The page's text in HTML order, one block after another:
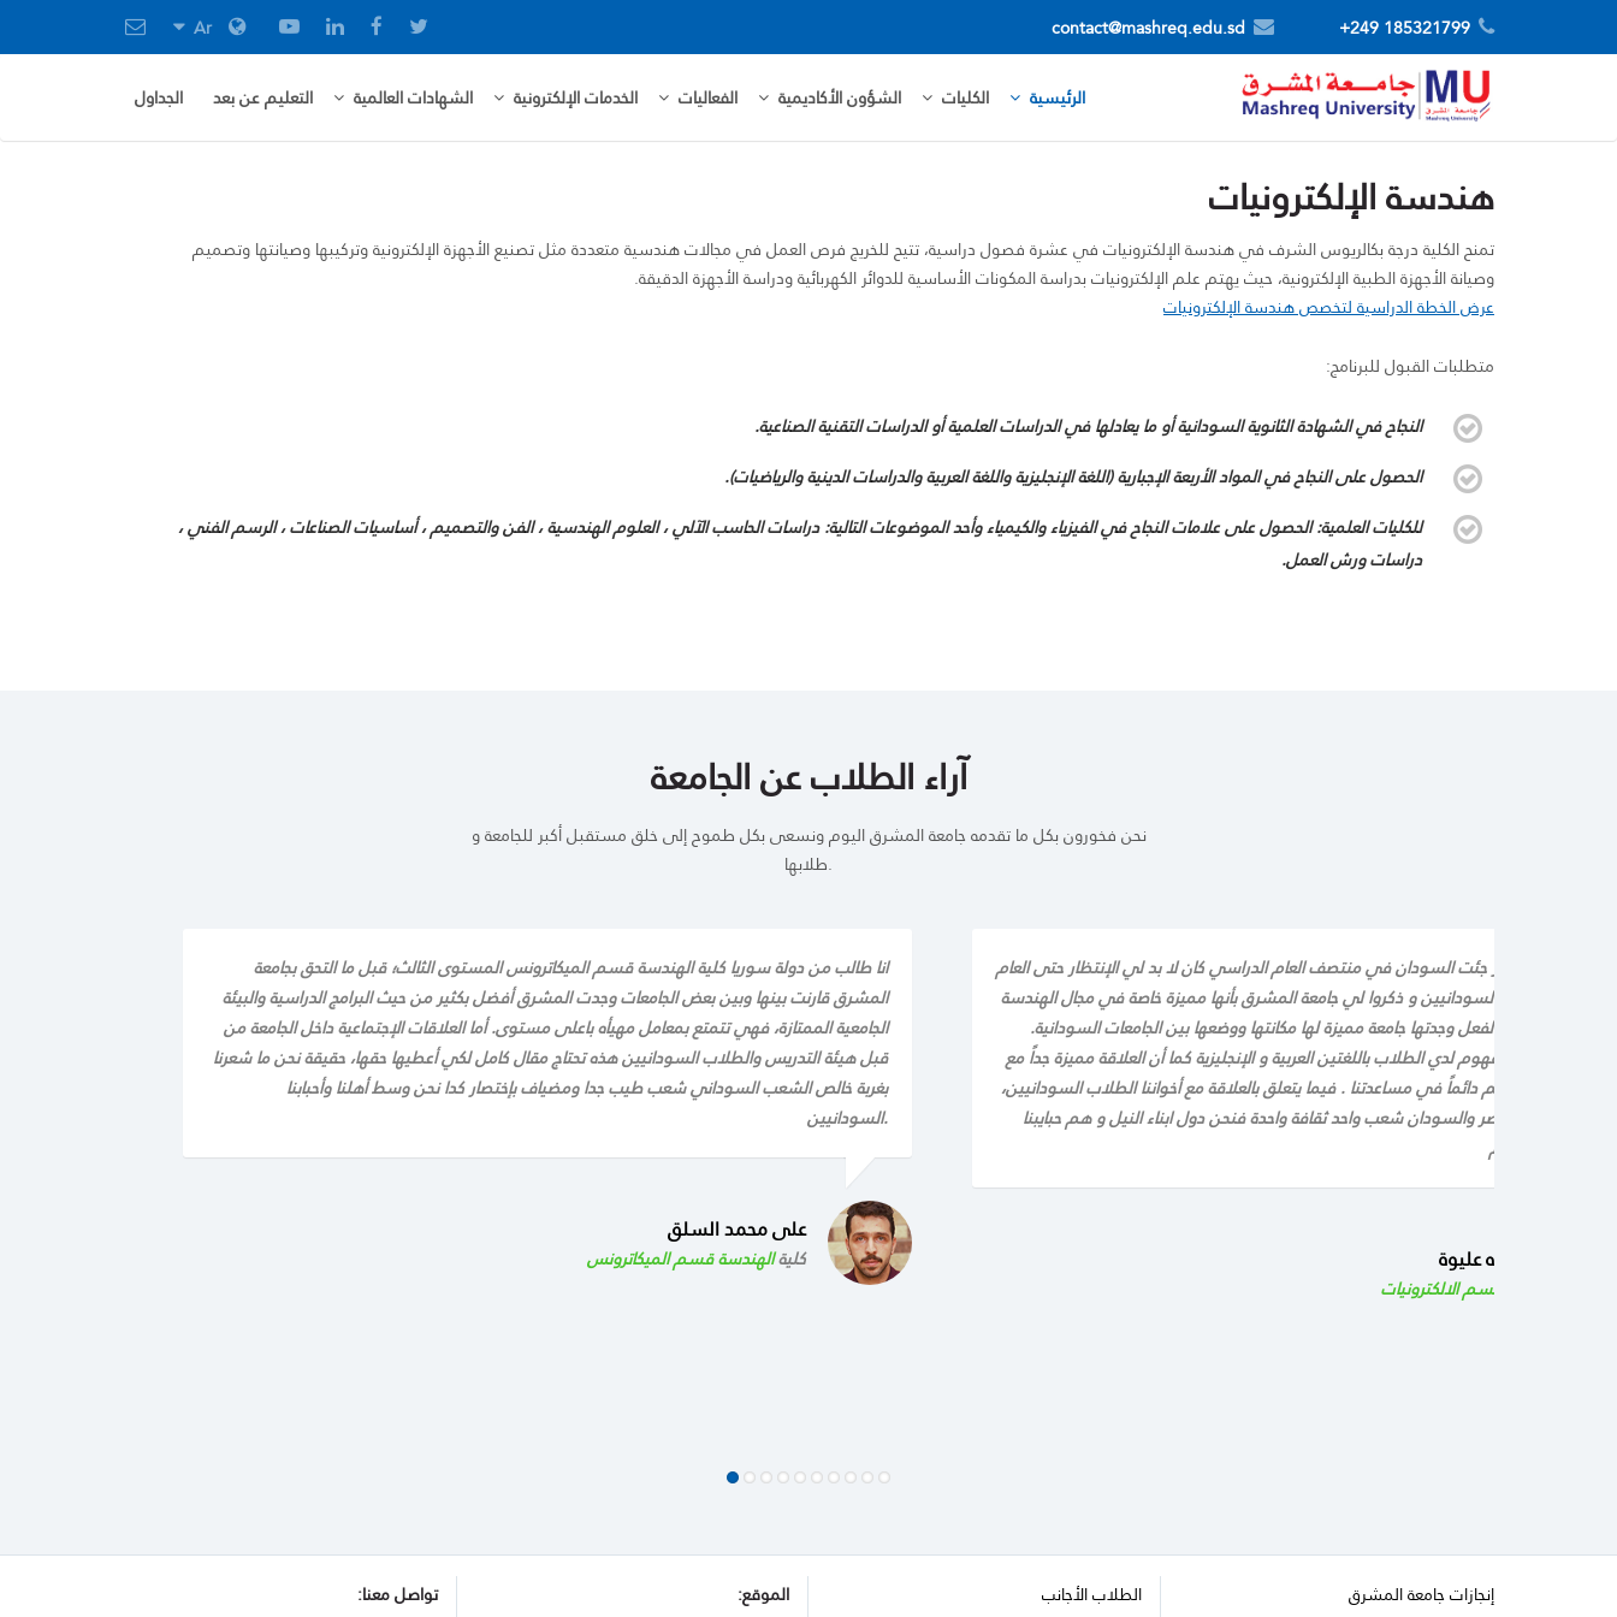
Ar 185321799 249+
contact@mashreq.edu.sd
الرئيسية الكليات الشؤون الأكاديمية الفعاليات الخدمات الإلكترونية الشهادات العالمية التعليم عن بعد الجداول
هندسة الإلكترونيات
تمنح الكلية درجة بكالريوس الشرف في هندسة الإلكترونيات في عشرة فصول دراسية، تتيح للخريج فرص العمل في مجالات هندسية متعددة مثل تصنيع الأجهزة الإلكترونية وتركيبها وصيانتها وتصميم
وصيانة الأجهزة الطبية الإلكترونية، حيث يهتم علم الإلكترونيات بدراسة المكونات الأساسية للدوائر الكهربائية ودراسة الأجهزة الدقيقة.
عرض الخطة الدراسية لتخصص هندسة الإلكترونيات
متطلبات القبول للبرنامج:
النجاح في الشهادة الثانوية السودانية أو ما يعادلها في الدراسات العلمية أو الدراسات التقنية الصناعية.
الحصول على النجاح في المواد الأربعة الإجبارية (اللغة الإنجليزية واللغة العربية والدراسات الدينية والرياضيات).
للكليات العلمية: الحصول على علامات النجاح في الفيزياء والكيمياء وأحد الموضوعات التالية: دراسات الحاسب الآلي ، العلوم الهندسية ، الفن والتصميم ، أساسيات الصناعات ، الرسم الفني ،
دراسات ورش العمل.
آراء الطلاب عن الجامعة
نحن فخورون بكل ما تقدمه جامعة المشرق اليوم ونسعى بكل طموح إلى خلق مستقبل أكبر للجامعة و
طلابها.
انا طالب من دولة سوريا كلية الهندسة قسم الميكاترونس المستوى الثالث؛ قبل ما التحق بجامعة
المشرق قارنت بينها وبين بعض الجامعات وجدت المشرق أفضل بكثير من حيث البرامج الدراسية والبيئة
الجامعية الممتازة، فهي تتمتع بمعامل مهيأه باعلى مستوى. أما العلاقات الإجتماعية داخل الجامعة من
قبل هيئة التدريس والطلاب السودانيين هذه تحتاج مقال كامل لكي أعطيها حقها، حقيقة نحن ما شعرنا
بغربة خالص الشعب السوداني شعب طيب جدا ومضياف بإختصار كدا نحن وسط أهلنا وأحبابنا
السودانيين.
على محمد السلق
كليةالهندسة قسم الميكاترونس
من دولة مصر جئت السودان في منتصف العام الدراسي كان لا بد لي الإنتظار حتى العام
بعض الأخوان السودانيين و ذكروا لي جامعة المشرق بأنها مميزة خاصة في مجال الهندسة
بالجامعة، بالفعل وجدتها جامعة مميزة لها مكانتها ووضعها بين الجامعات السودانية.
سلس و مفهوم لدي الطلاب باللغتين العربية و الإنجليزية كما أن العلاقة مميزة جداً مع
و الطلاب فهم دائماً في مساعدتنا . فيما يتعلق بالعلاقة مع أخواننا الطلاب السودانيين،
عن وصفه، مصر والسودان شعب واحد ثقافة واحدة فنحن دول ابناء النيل و هم حبايبنا
الود و الاحترام
اسامة عبد الله عليوة
الهندسة قسم الالكترونيات
تواصل معنا: الموقع:
الطلاب الأجانب
إنجازات جامعة المشرق